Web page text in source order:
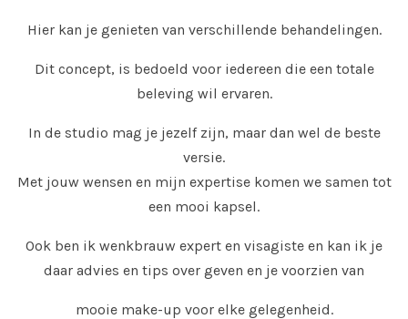
Hier kan je genieten van verschillende behandelingen.
Dit concept, is bedoeld voor iedereen die een totale
beleving wil ervaren.
In de studio mag je jezelf zijn, maar dan wel de beste
versie.
Met jouw wensen en mijn expertise komen we samen tot
een mooi kapsel.
Ook ben ik wenkbrauw expert en visagiste en kan ik je
daar advies en tips over geven en je voorzien van
mooie make-up voor elke gelegenheid.